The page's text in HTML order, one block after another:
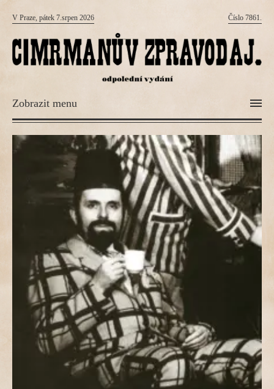
V Praze, pátek 7.srpen 2026 Číslo 7861.
Zobrazit menu